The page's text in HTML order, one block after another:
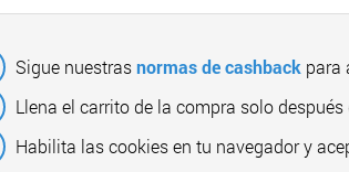
Sigue nuestrasnormas de cashback para
Llena el carrito de la compra solo
Habilita las cookies en tu navegador y